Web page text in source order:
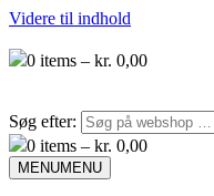
Videre til indhold
0 items – kr. 0,00
Søg efter:
0 items – kr. 0,00
MENUMENU